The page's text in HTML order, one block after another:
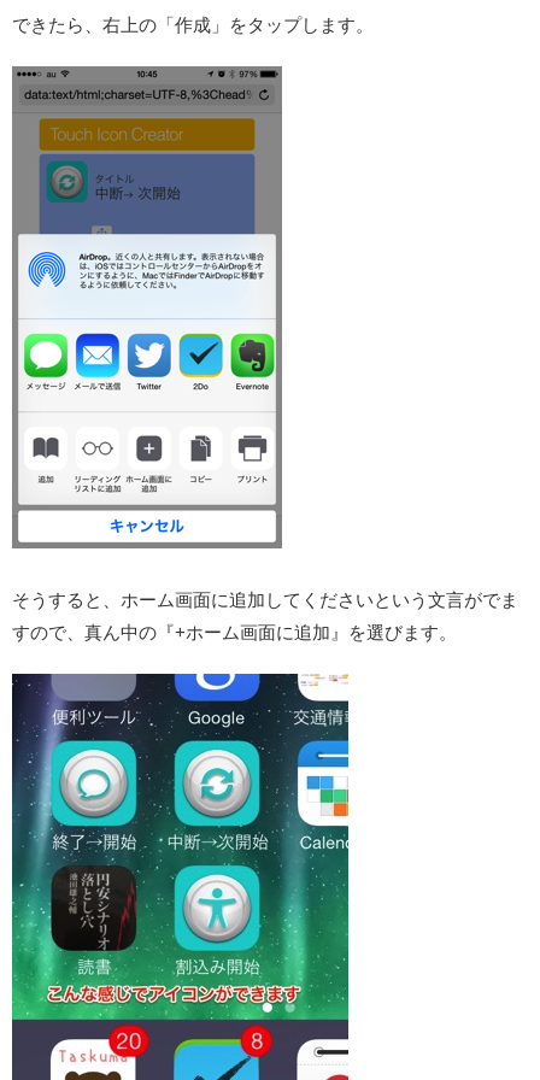
できたら、右上の「作成」をタップします。
そうすると、ホーム画面に追加してくださいという文言がでま
すので、真ん中の『+ホーム画面に追加』を選びます。